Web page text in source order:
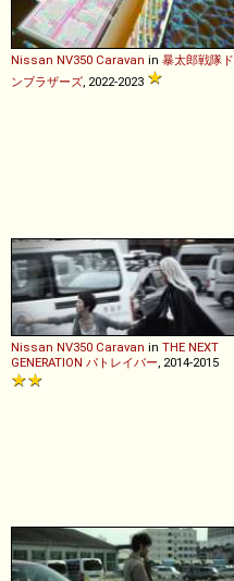
Nissan NV350 Caravan in 暴太郎戦隊ド
ンブラザーズ , 2022-2023
Nissan NV350 Caravan in THE NEXT
GENERATION パトレイバー , 2014-2015